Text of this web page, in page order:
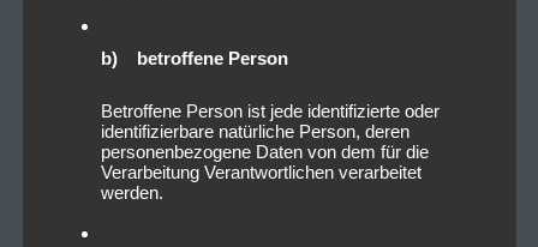
b) betroffene Person
Betroffene Person ist jede identifizierte oder
identifizierbare natürliche Person, deren
personenbezogene Daten von dem für die
Verarbeitung Verantwortlichen verarbeitet
werden.